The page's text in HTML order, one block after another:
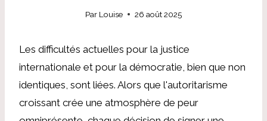
Par Louise 26 août 2025
Les difficultés actuelles pour la justice
internationale et pour la démocratie, bien que non
identiques, sont liées. Alors que l'autoritarisme
croissant crée une atmosphère de peur